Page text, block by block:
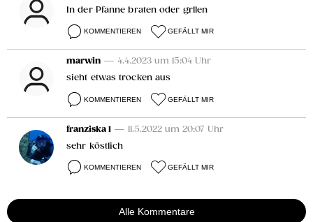
In der Pfanne braten oder grllen
KOMMENTIEREN GEFÄLLT MIR
marwin — 4.4.2023 um 15:04 Uhr
sieht etwas trocken aus
KOMMENTIEREN GEFÄLLT MIR
franziska 1 — 11.5.2022 um 20:07 Uhr
sehr köstlich
KOMMENTIEREN GEFÄLLT MIR
Alle Kommentare